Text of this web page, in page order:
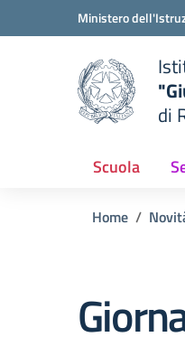
Vai ai contenuti
Vai al menu di navigazione
Ministero
scuola
di
Scuola
Home